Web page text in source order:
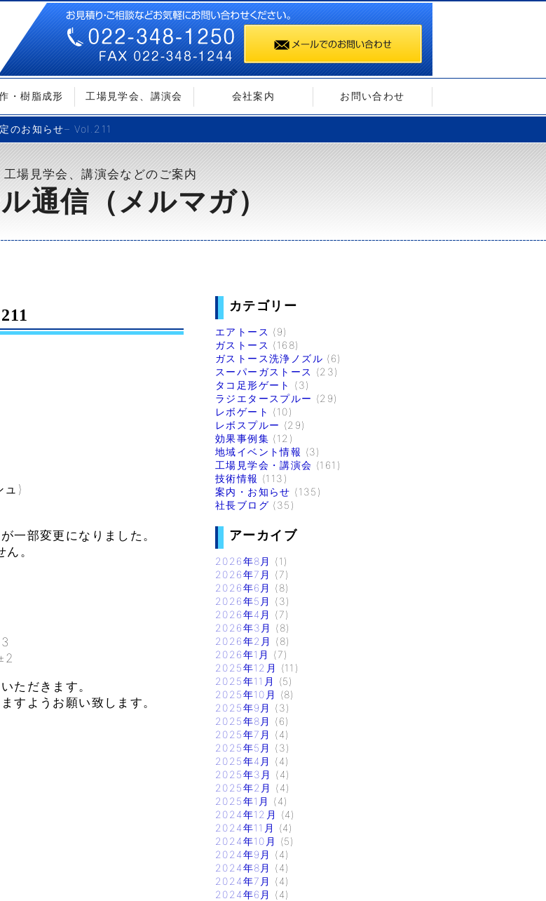
・樹脂成形 工場見学会、講演会 会社案内 お問い合わせ
のお知らせ– Vol.211
工場見学会、講演会などのご案内
通信（メルマガ）
ュ)
部変更になりました。
。
ただきます。
すようお願い致します。
カテゴリー
エアトース (9)
ガストース (168)
ガストース洗浄ノズル (6)
スーパーガストース (23)
タコ足形ゲート
(3)
ラジエタースプルー (29)
レボゲート (10)
レボスプルー (29)
効果事例集 (12)
地域イベント情報 (3)
工場見学会・講演会 (161)
技術情報 (113)
案内・お知らせ (135)
社長ブログ (35)
アーカイブ
2026年8月
(1)
2026年7月
(7)
2026年6月
(8)
2026年5月
(3)
2026年4月
(7)
2026年3月
(8)
2026年2月
(8)
2026年1月
(7)
2025年12月
(11)
2025年11月
(5)
2025年10月
(8)
2025年9月
(3)
2025年8月
(6)
2025年7月
(4)
2025年5月
(3)
2025年4月
(4)
2025年3月
(4)
2025年2月
(4)
2025年1月
(4)
2024年12月
(4)
2024年11月
(4)
2024年10月
(5)
2024年9月
(4)
2024年8月
(4)
2024年7月
(4)
2024年6月
(4)